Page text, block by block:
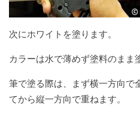
次にホワイトを塗ります。
カラーは水で薄めず塗料のまま
筆で塗る際は、まず横一方向で
てから縦一方向で重ねます。